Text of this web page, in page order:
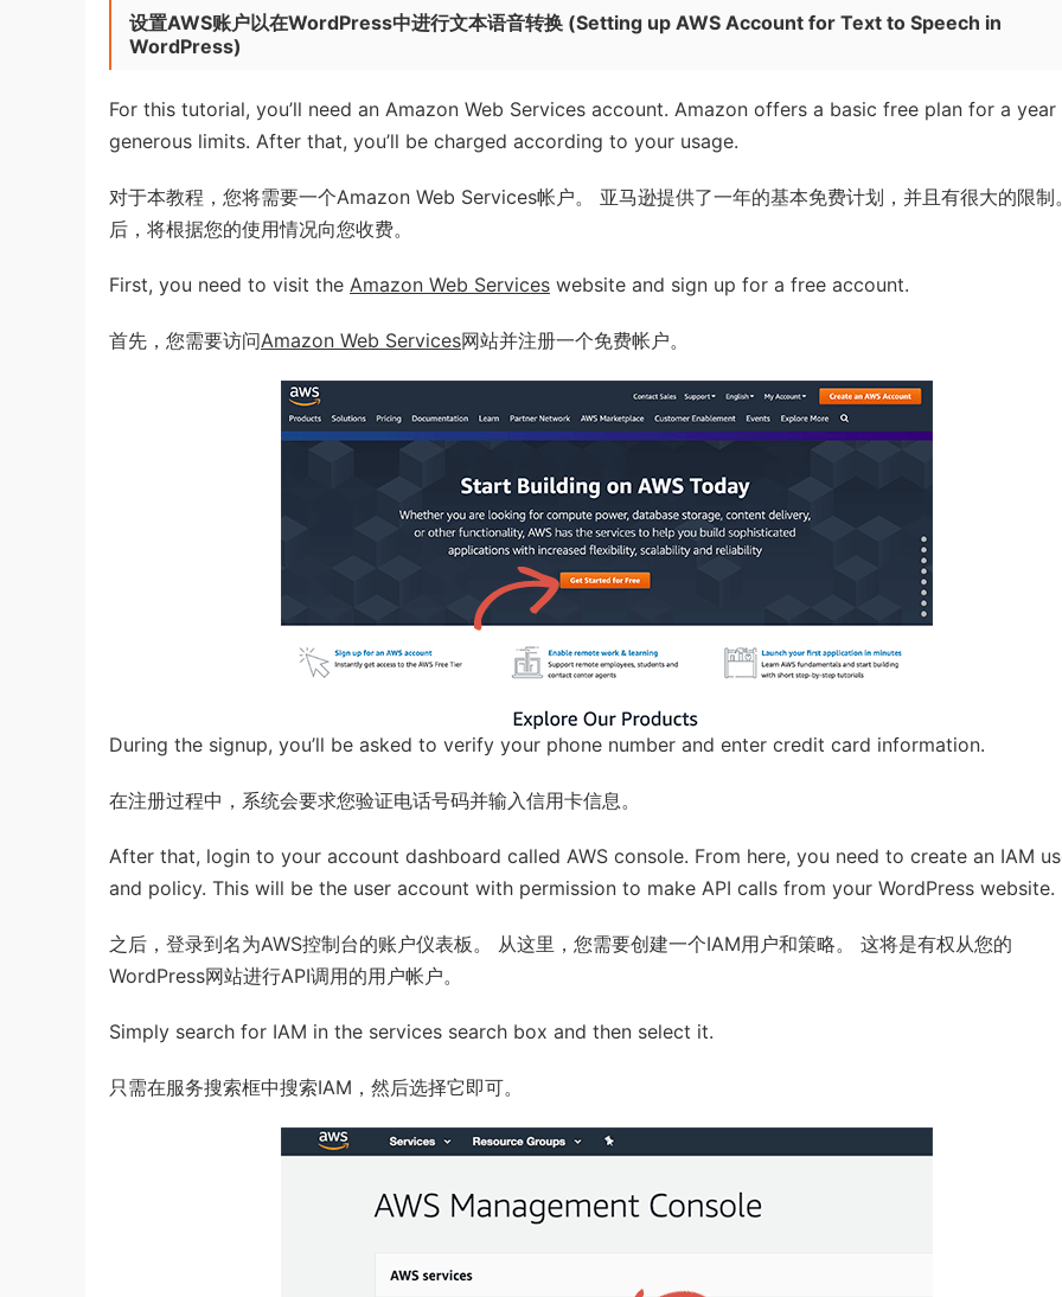
设置AWS账户以在WordPress中进行文本语音转换 (Setting up AWS Account for Text to Speech in
WordPress)
For this tutorial, you’ll need an Amazon Web Services account. Amazon offers a basic free plan for a
generous limits. After that, you’ll be charged according to your usage.
对于本教程，您将需要一个Amazon Web Services帐户。 亚马逊提供了一年的基本免费计划，并且有很大的限制
后，将根据您的使用情况向您收费。
First, you need to visit the Amazon Web Services website and sign up for a free account.
首先，您需要访问Amazon Web Services网站并注册一个免费帐户。
During the signup, you’ll be asked to verify your phone number and enter credit card information.
在注册过程中，系统会要求您验证电话号码并输入信用卡信息。
After that, login to your account dashboard called AWS console. From here, you need to create an IAM
and policy. This will be the user account with permission to make API calls from your WordPress website.
之后，登录到名为AWS控制台的账户仪表板。 从这里，您需要创建一个IAM用户和策略。 这将是有权从您的
WordPress网站进行API调用的用户帐户。
Simply search for IAM in the services search box and then select it.
只需在服务搜索框中搜索IAM，然后选择它即可。